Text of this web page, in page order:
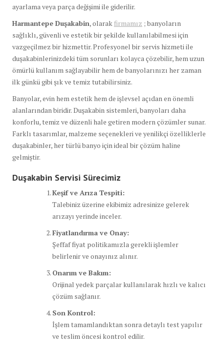
ayarlama veya parça değişimi ile giderilir.
Harmantepe Duşakabin, olarak firmamız ; banyoların
sağlıklı, güvenli ve estetik bir şekilde kullanılabilmesi için
vazgeçilmez bir hizmettir. Profesyonel bir servis hizmeti ile
duşakabinlerinizdeki tüm sorunları kolayca çözebilir, hem uzun
ömürlü kullanım sağlayabilir hem de banyolarınızı her zaman
ilk günkü gibi şık ve temiz tutabilirsiniz.
Banyolar, evin hem estetik hem de işlevsel açıdan en önemli
alanlarından biridir. Duşakabin sistemleri, banyoları daha
konforlu, temiz ve düzenli hale getiren modern çözümler sunar.
Farklı tasarımlar, malzeme seçenekleri ve yenilikçi özelliklerle
duşakabinler, her türlü banyo için ideal bir çözüm haline
gelmiştir.
Duşakabin Servisi Sürecimiz
Keşif ve Arıza Tespiti:
Talebiniz üzerine ekibimiz adresinize gelerek
arızayı yerinde inceler.
Fiyatlandırma ve Onay:
Şeffaf fiyat politikamızla gerekli işlemler
belirlenir ve onayınız alınır.
Onarım ve Bakım:
Orijinal yedek parçalar kullanılarak hızlı ve kalıcı
çözüm sağlanır.
Son Kontrol:
İşlem tamamlandıktan sonra detaylı test yapılır
ve teslim öncesi kontrol edilir.